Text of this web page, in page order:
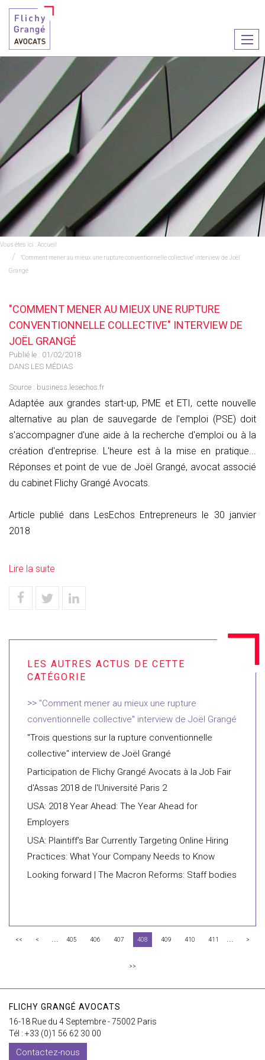
le
Vous êtes ici :Accueil
"Comment mener au mieux une rupture conventionnelle collective" interview de Joël
Grangé
"COMMENT MENER AU MIEUX UNE RUPTURE
CONVENTIONNELLE COLLECTIVE" INTERVIEW DE
JOËL GRANGÉ
Publié le : 01/02/2018
DANS LES MÉDIAS
Source : business.lesechos.fr
Adaptée aux grandes start-up, PME et ETI, cette nouvelle
alternative au plan de sauvegarde de l'emploi (PSE) doit
s'accompagner d'une aide à la recherche d'emploi ou à la
création d'entreprise. L'heure est à la mise en pratique...
Réponses et point de vue de Joël Grangé, avocat associé
du cabinet Flichy Grangé Avocats.
Article publié dans LesEchos Entrepreneurs le 30 janvier
2018
Lire la suite
"Comment mener au mieux une rupture
conventionnelle collective" interview de Joël Grangé
"Trois questions sur la rupture conventionnelle
collective" interview de Joël Grangé
Participation de Flichy Grangé Avocats à la Job Fair
d'Assas 2018 de l'Université Paris 2
USA: 2018 Year Ahead: The Year Ahead for
Employers
USA: Plaintiff’s Bar Currently Targeting Online Hiring
Practices: What Your Company Needs to Know
Looking forward | The Macron Reforms: Staff bodies
<< < ... 405 406 407 408 409 410 411 ... >
>>
FLICHY GRANGÉ AVOCATS
16-18 Rue du 4 Septembre - 75002 Paris
Tél : +33 (0)1 56 62 30 00
Contactez-nous